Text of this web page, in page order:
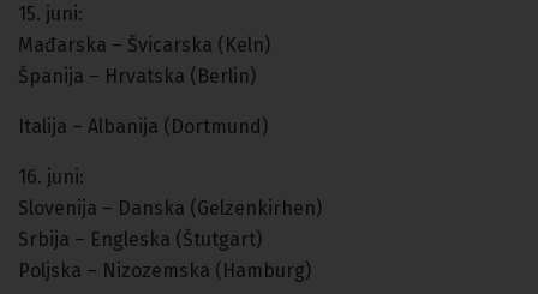
15. juni:
Mađarska – Švicarska (Keln)
Španija – Hrvatska (Berlin)
Italija – Albanija (Dortmund)
16. juni:
Slovenija – Danska (Gelzenkirhen)
Srbija – Engleska (Štutgart)
Poljska – Nizozemska (Hamburg)